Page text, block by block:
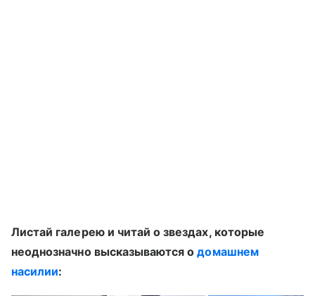
Листай галерею и читай о звездах, которые
неоднозначно высказываются одомашнем
насилии: